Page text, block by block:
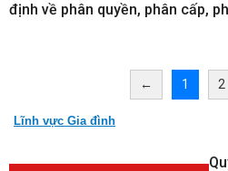
định về phân quyền, phân cấp,
← 1 2
Lĩnh vực Gia đình